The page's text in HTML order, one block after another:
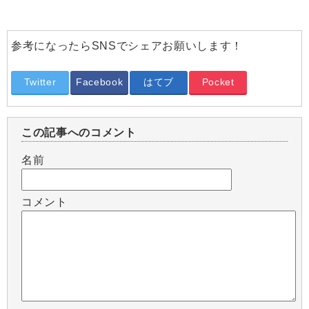
参考になったらSNSでシェアお願いします！
Twitter Facebook はてブ Pocket
この記事へのコメント
名前
コメント